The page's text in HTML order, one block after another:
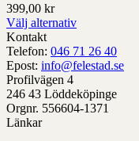
399,00 kr
Välj alternativ
Denna
produkt
har
alternativ
som
kan
väljas
Kontakt
Telefon: 046 71 26 40
Epost: info@felestad.se
Profilvägen 4
246 43 Löddeköpinge
Orgnr. 556604-1371
Länkar